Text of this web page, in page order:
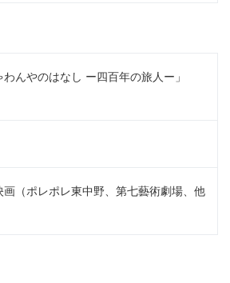
んやのはなし ー四百年の旅人ー」
画（ポレポレ東中野、第七藝術劇場、他